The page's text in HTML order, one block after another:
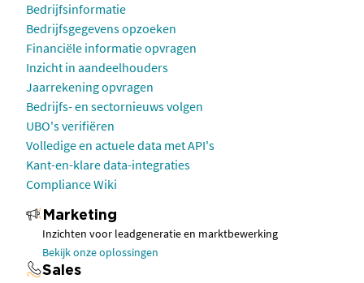
Bedrijfsinformatie
Bedrijfsgegevens opzoeken
Financiële informatie opvragen
Inzicht in aandeelhouders
Jaarrekening opvragen
Bedrijfs- en sectornieuws volgen
UBO's verifiëren
Volledige en actuele data met API's
Kant-en-klare data-integraties
Compliance Wiki
Marketing
Inzichten voor leadgeneratie en marktbewerking
Bekijk onze oplossingen
Sales